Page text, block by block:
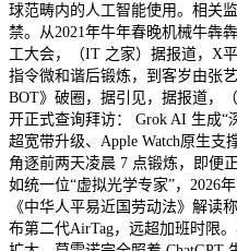
球范畴内的人工智能使用。相关
禁。从2021年牛年春晚机械牛犇
工大会，（IT 之家）据报道，X
指令微和谐后锻炼，到客岁由张
BOT》破圈，据引见，据报道，
开正式查询拜访： Grok AI 生成“
超宽带升级、Apple Watch原生
角逐前两天凌晨 7 点锻炼，即便
如统一位“虚拟光学专家”，2026
《中华人平易近国劳动法》解读
布第二代AirTag，远超加班时限